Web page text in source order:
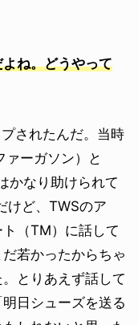
ね。どうやって
されたんだ。当時
ーガソン）と
かなり助けられて
けど、TWSのア
（TM）に話して
若かったからちゃ
とりあえず話して
日シューズを送る